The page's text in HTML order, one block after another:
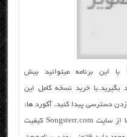
Songsterr Guitar Tabs & Chords با این برنامه میتوانید بیش
یاد بگیرید.با خرید نسخه کامل این
زدن دسترسی پیدا کنید. آکورد ها:
دسترسی به مجموعه بزرگی از آکورده ها از سایت Songsterr.com کیفیت